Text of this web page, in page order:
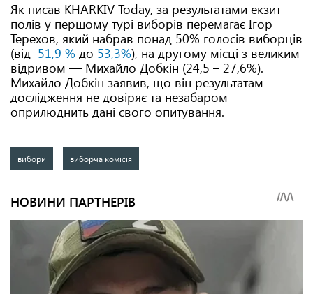
Як писав KHARKIV Today, за результатами екзит-
полів у першому турі виборів перемагає Ігор
Терехов, який набрав понад 50% голосів виборців
(від 51,9 % до 53,3%), на другому місці з великим
відривом — Михайло Добкін (24,5 – 27,6%).
Михайло Добкін заявив, що він результатам
дослідження не довіряє та незабаром
оприлюднить дані свого опитування.
вибори виборча комісія